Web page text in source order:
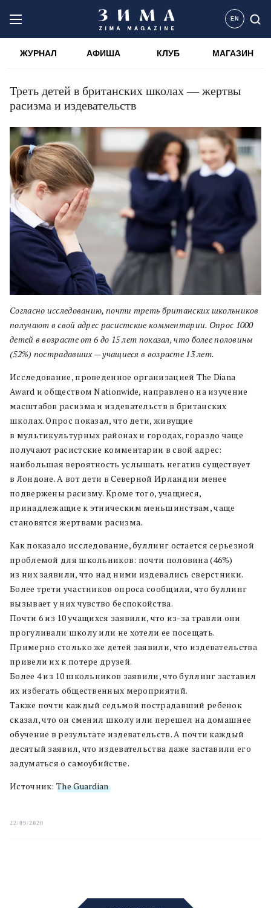
EN
ЖУРНАЛ АФИША КЛУБ МАГАЗИН
Треть детей в британских школах — жертвы
расизма и издевательств
Согласно исследованию, почти треть британских школьников
получают в свой адрес расистские комментарии. Опрос 1000
детей в возрасте от 6 до 15 лет показал, что более половины
(52%) пострадавших — учащиеся в возрасте 13 лет.
Исследование, проведенное организацией The Diana
Award и обществом Nationwide, направлено на изучение
масштабов расизма и издевательств в британских
школах. Опрос показал, что дети, живущие
в мультикультурных районах и городах, гораздо чаще
получают расистские комментарии в свой адрес:
наибольшая вероятность услышать негатив существует
в Лондоне. А вот дети в Северной Ирландии менее
подвержены расизму. Кроме того, учащиеся,
принадлежащие к этническим меньшинствам, чаще
становятся жертвами расизма.
Как показало исследование, буллинг остается серьезной
проблемой для школьников: почти половина (46%)
из них заявили, что над ними издевались сверстники.
Более трети участников опроса сообщили, что буллинг
вызывает у них чувство беспокойства.
Почти 6 из 10 учащихся заявили, что из-за травли они
прогуливали школу или не хотели ее посещать.
Примерно столько же детей заявили, что издевательства
привели их к потере друзей.
Более 4 из 10 школьников заявили, что буллинг заставил
их избегать общественных мероприятий.
Также почти каждый седьмой пострадавший ребенок
сказал, что он сменил школу или перешел на домашнее
обучение в результате издевательств. А почти каждый
десятый заявил, что издевательства даже заставили его
задуматься о самоубийстве.
Источник: The Guardian
22/09/2020